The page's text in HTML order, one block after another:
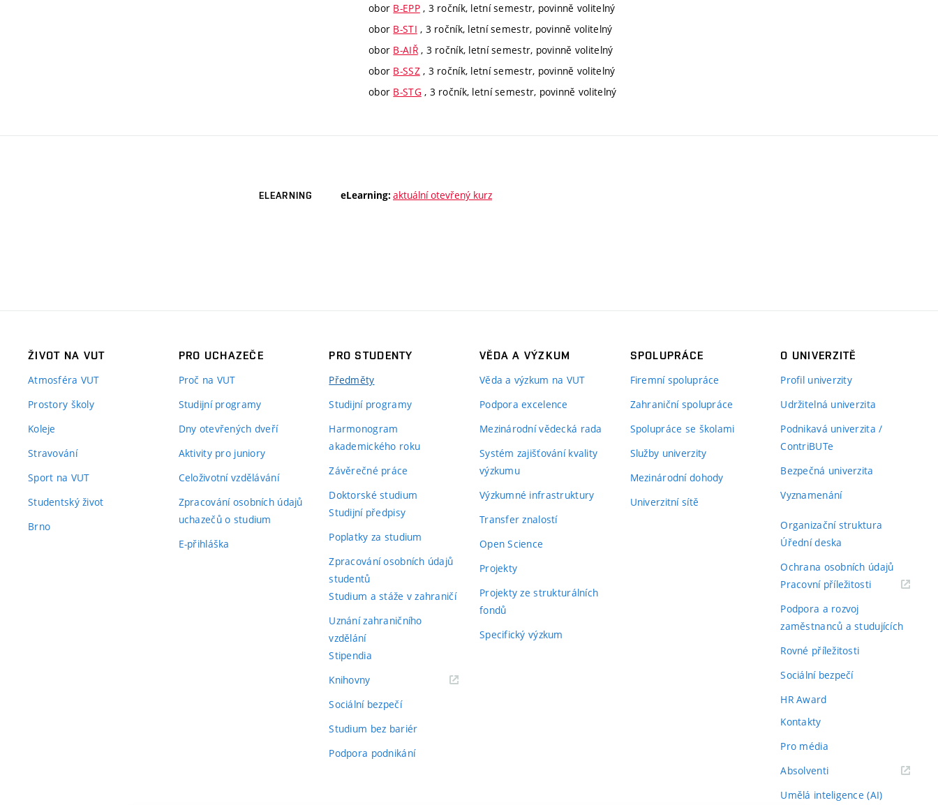
obor B-EPP, 3 ročník, letní semestr, povinně volitelný
obor B-STI , 3 ročník, letní semestr, povinně volitelný
obor B-AIŘ, 3 ročník, letní semestr, povinně volitelný
obor B-SSZ, 3 ročník, letní semestr, povinně volitelný
obor B-STG , 3 ročník, letní semestr, povinně volitelný
ELEARNING eLearning: aktuální otevřený kurz
ŽIVOT NA VUT
Atmosféra VUT
Prostory školy
Koleje
Stravování
Sport na VUT
Studentský život
Brno
PRO UCHAZEČE
Proč na VUT
Studijní programy
Dny otevřených dveří
Aktivity pro juniory
Celoživotní vzdělávání
Zpracování osobních údajů
uchazečů o studium
E-přihláška
PRO STUDENTY
Předměty
Studijní programy
Harmonogram
akademického roku
Závěrečné práce
Doktorské studium
Studijní předpisy
Poplatky za studium
Zpracování osobních údajů
studentů
Studium a stáže v zahraničí
Uznání zahraničního
vzdělání
Stipendia
Knihovny(externí
Sociální bezpečí
Studium bez bariér
Podpora podnikání
VĚDA A VÝZKUM
Věda a výzkum na VUT
Podpora excelence
Mezinárodní vědecká rada
Systém zajišťování kvality
výzkumu
Výzkumné infrastruktury
Transfer znalostí
Open Science
Projekty
Projekty ze strukturálních
fondů
Specifický výzkum
SPOLUPRÁCE
Firemní spolupráce
Zahraniční spolupráce
Spolupráce se školami
Služby univerzity
Mezinárodní dohody
Univerzitní sítě
O UNIVERZITĚ
Profil univerzity
Udržitelná univerzita
Podnikavá univerzita /
ContriBUTe
Bezpečná univerzita
Vyznamenání
Organizační struktura
Úřední deska
Ochrana osobních údajů
Pracovní příležitosti(externí
Podpora a rozvoj
zaměstnanců a studujících
Rovné příležitosti
Sociální bezpečí
HR Award
Kontakty
Pro média
Absolventi(externí
Umělá inteligence (AI)